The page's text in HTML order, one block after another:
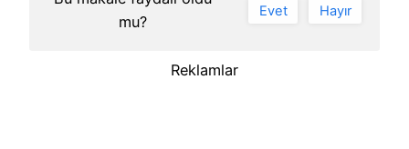
mu?
Evet Hayır
Reklamlar